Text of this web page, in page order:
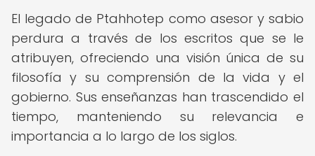
El legado de Ptahhotep como asesor y sabio
perdura a través de los escritos que se le
atribuyen, ofreciendo una visión única de su
filosofía y su comprensión de la vida y el
gobierno. Sus enseñanzas han trascendido el
tiempo, manteniendo su relevancia e
importancia a lo largo de los siglos.